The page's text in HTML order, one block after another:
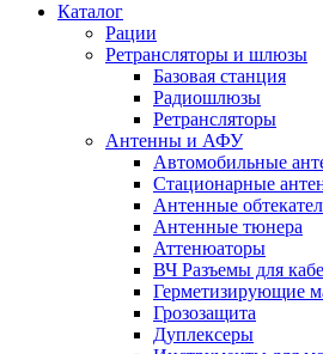
Каталог
Рации
Ретрансляторы и шлюзы
Базовая станция
Радиошлюзы
Ретрансляторы
Антенны и АФУ
Автомобильные
Стационарные
Антенные
Антенные тюнера
Аттенюаторы
ВЧ Разъемы для
Герметизирующие
Грозозащита
Дуплексеры